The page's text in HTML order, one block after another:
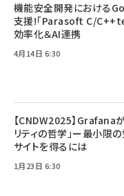
機能安全開発における
支援!「Parasoft C/
効率化＆AI連携
4月14日 6:30
【CNDW2025】Grafana
リティの哲学」ー最小限
サイトを得るには
1月23日 6:30